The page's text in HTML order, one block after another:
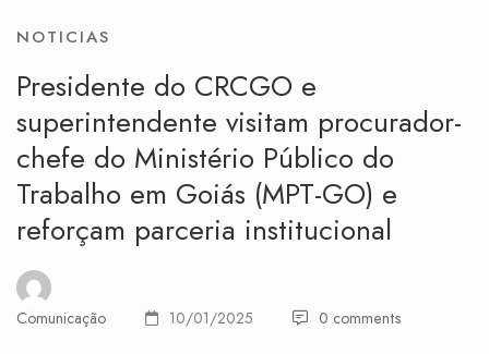
NOTICIAS
Presidente do CRCGO e
superintendente visitam procurador-
chefe do Ministério Público do
Trabalho em Goiás (MPT-GO) e
reforçam parceria institucional
Comunicação 10/01/2025 0 comments